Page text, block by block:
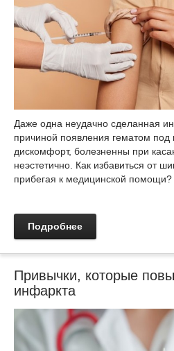
Даже одна неудачно сделанная
причиной появления гематом
дискомфорт, болезненны при
неэстетично. Как избавиться от
прибегая к медицинской помощи?
Подробнее
Привычки, которые
инфаркта